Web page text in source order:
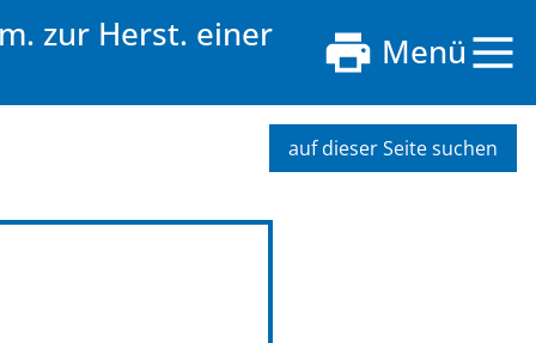
zur Herst. einer
Menü
auf dieser Seite suchen